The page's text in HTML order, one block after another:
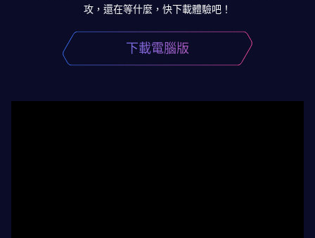
攻，還在等什麼，快下載體驗吧！
下載電腦版